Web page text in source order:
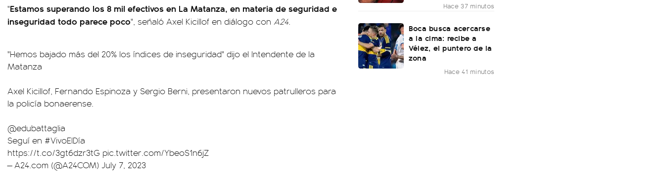
"Estamos superando los 8 mil efectivos en La Matanza, en materia de seguridad e
inseguridad todo parece poco", señaló Axel Kicillof en diálogo con A24.
"Hemos bajado más del 20% los índices de inseguridad" dijo el Intendente de la
Matanza
Axel Kicillof, Fernando Espinoza y Sergio Berni, presentaron nuevos patrulleros para
la policía bonaerense.
@edubattaglia
Seguí en #VivoElDía
https://t.co/3gt6dzr3tG pic.twitter.com/YbeoS1n6jZ
— A24.com (@A24COM) July 7, 2023
Hace 37 minutos
Boca busca acercarse
a la cima: recibe a
Vélez, el puntero de la
zona
Hace 41 minutos